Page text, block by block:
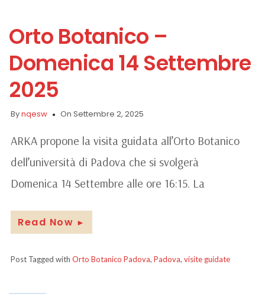
Orto Botanico –
Domenica 14 Settembre
2025
Bynqesw On Settembre 2, 2025
ARKA propone la visita guidata all’Orto Botanico
dell’università di Padova che si svolgerà
Domenica 14 Settembre alle ore 16:15. La
Read Now ►
Post Tagged with Orto Botanico Padova, Padova, visite guidate